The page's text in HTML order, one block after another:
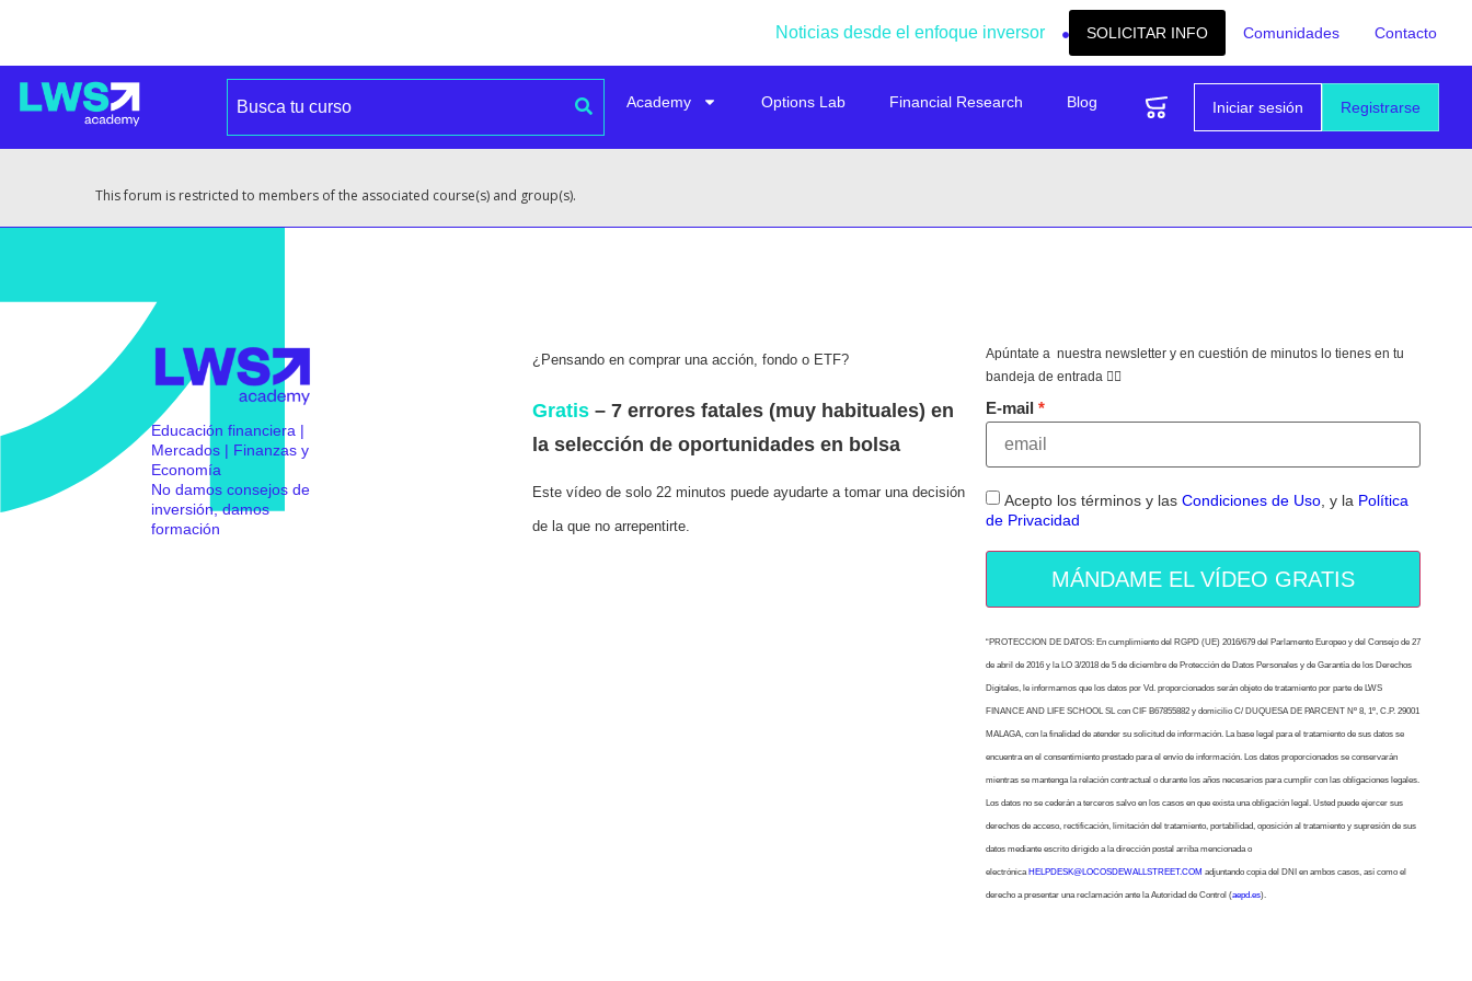
Noticias desde el enfoque inversor SOLICITAR INFO Comunidades Contacto
Registrarse
Iniciar sesión
Academy Options Lab Financial Research Blog
This forum is restricted to members of the associated course(s) and group(s).
Educación financiera |
Mercados | Finanzas y
Economía
No damos consejos de
inversión, damos
formación
¿Pensando en comprar una acción, fondo o ETF?
Gratis– 7 errores fatales (muy habituales) en
la selección de oportunidades en bolsa
Este vídeo de solo 22 minutos puede ayudarte a tomar una decisión
de la que no arrepentirte.
Apúntate a nuestra newsletter y en cuestión de minutos lo tienes en tu
bandeja de entrada 👇🏻
E-mail
Acepto los términos y las Condiciones de Uso, y la Política
de Privacidad
MÁNDAME EL VÍDEO GRATIS
“PROTECCION DE DATOS: En cumplimiento del RGPD (UE) 2016/679 del Parlamento Europeo y del Consejo de 27
de abril de 2016 y la LO 3/2018 de 5 de diciembre de Protección de Datos Personales y de Garantía de los Derechos
Digitales, le informamos que los datos por Vd. proporcionados serán objeto de tratamiento por parte de LWS
FINANCE AND LIFE SCHOOL SL con CIF B67855882 y domicilio C/ DUQUESA DE PARCENT Nº 8, 1º, C.P. 29001
MALAGA, con la finalidad de atender su solicitud de información. La base legal para el tratamiento de sus datos se
encuentra en el consentimiento prestado para el envío de información. Los datos proporcionados se conservarán
mientras se mantenga la relación contractual o durante los años necesarios para cumplir con las obligaciones legales.
Los datos no se cederán a terceros salvo en los casos en que exista una obligación legal. Usted puede ejercer sus
derechos de acceso, rectificación, limitación del tratamiento, portabilidad, oposición al tratamiento y supresión de sus
datos mediante escrito dirigido a la dirección postal arriba mencionada o
electrónica HELPDESK@LOCOSDEWALLSTREET.COM adjuntando copia del DNI en ambos casos, así como el
derecho a presentar una reclamación ante la Autoridad de Control (aepd.es).